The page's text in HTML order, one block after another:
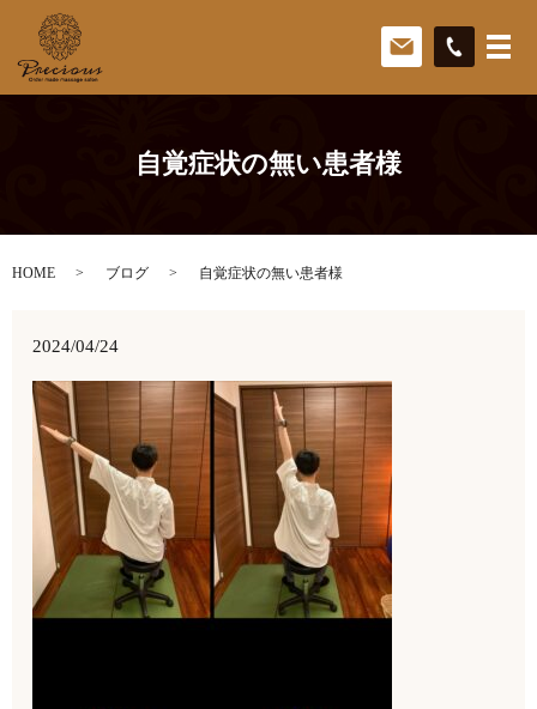
自覚症状の無い患者様
HOME ブログ 自覚症状の無い患者様
2024/04/24